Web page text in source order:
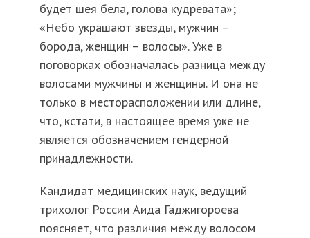
будет шея бела, голова кудревата»;
«Небо украшают звезды, мужчин –
борода, женщин – волосы». Уже в
поговорках обозначалась разница между
волосами мужчины и женщины. И она не
только в месторасположении или длине,
что, кстати, в настоящее время уже не
является обозначением гендерной
принадлежности.
Кандидат медицинских наук, ведущий
трихолог России Аида Гаджигороева
поясняет, что различия между волосом